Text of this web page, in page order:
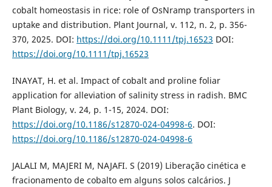
cobalt homeostasis in rice: role of OsNramp transporters in
uptake and distribution. Plant Journal, v. 112, n. 2, p. 356-
370, 2025. DOI: https://doi.org/10.1111/tpj.16523 DOI:
https://doi.org/10.1111/tpj.16523
INAYAT, H. et al. Impact of cobalt and proline foliar
application for alleviation of salinity stress in radish. BMC
Plant Biology, v. 24, p. 1-15, 2024. DOI:
https://doi.org/10.1186/s12870-024-04998-6. DOI:
https://doi.org/10.1186/s12870-024-04998-6
JALALI M, MAJERI M, NAJAFI. S (2019) Liberação cinética e
fracionamento de cobalto em alguns solos calcários. J